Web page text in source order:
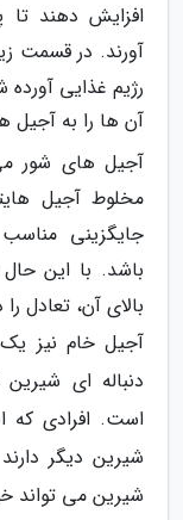
افزایش دهند
آورند. در قسمت
رژیم غذایی
آن ها را به آجیل
آجیل های شور
مخلوط آجیل
جایگزینی
باشد. با این
بالای آن، تعادل
آجیل خام نیز
دنباله ای
است. افرادی که
شیرین دیگر
شیرین می تواند